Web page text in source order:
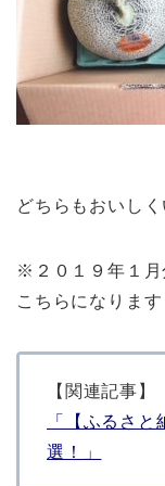
どちらもおいしく
※２０１９年１月
こちらになります
【関連記事】
「【ふるさ
選！」